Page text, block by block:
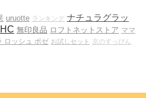
uruotte ランキング ナチュラグラッ
無印良品 ロフトネットストア ママ
ロッシュ ポゼ お試しセット
京のすっぴん